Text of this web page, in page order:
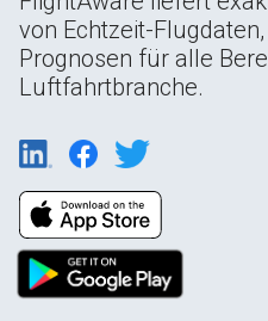
von Echtzeit-
Prognosen für alle
Luftfahrtbranche.